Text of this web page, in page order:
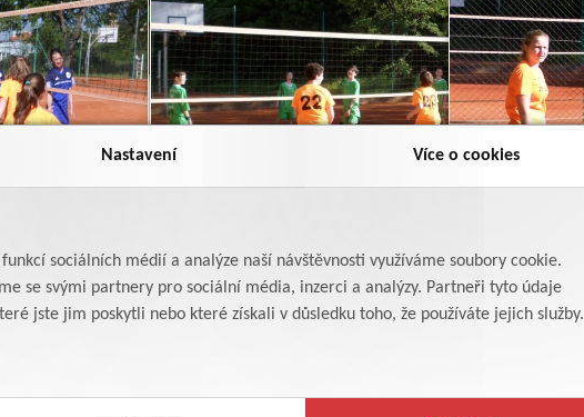
Nastavení Více o cookies
sociálních médií a analýze naší návštěvnosti využíváme soubory cookie.
se svými partnery pro sociální média, inzerci a analýzy. Partneři tyto údaje
jste jim poskytli nebo které získali v důsledku toho, že používáte jejich služby.